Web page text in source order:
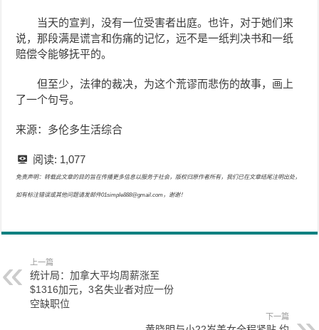
当天的宣判，没有一位受害者出庭。也许，对于她们来
说，那段满是谎言和伤痛的记忆，远不是一纸判决书和一纸
赔偿令能够抚平的。
但至少，法律的裁决，为这个荒谬而悲伤的故事，画上
了一个句号。
来源：多伦多生活综合
阅读: 1,077
免责声明：转载此文章的目的旨在传播更多信息以服务于社会，版权归原作者所有，我们已在文章结尾注明出处，
如有标注错误或其他问题请发邮件01simple888@gmail.com，谢谢！
上一篇
统计局：加拿大平均周薪涨至
$1316加元，3名失业者对应一份
空缺职位
下一篇